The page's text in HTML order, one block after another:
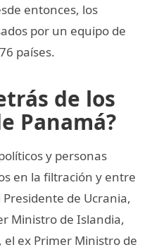
entonces, los
por un equipo de
países.
de los
Panamá?
y personas
en la filtración y entre
de Ucrania,
Ministro de Islandia,
ex Primer Ministro de